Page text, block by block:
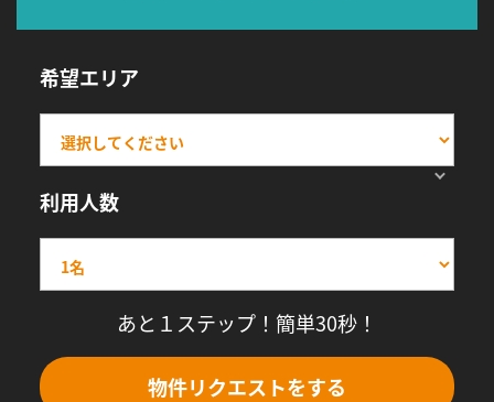
希望エリア
利用人数
あと１ステップ！簡単30秒！
物件リクエストをする